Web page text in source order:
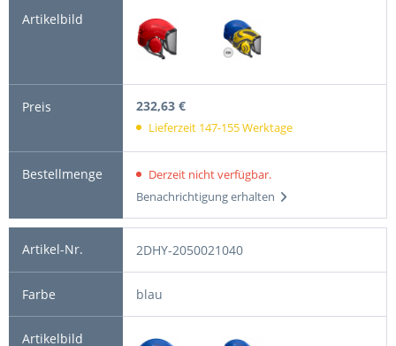
232,63 €
Lieferzeit 147-155 Werktage
Derzeit nicht verfügbar.
Benachrichtigung erhalten
2DHY-2050021040
blau